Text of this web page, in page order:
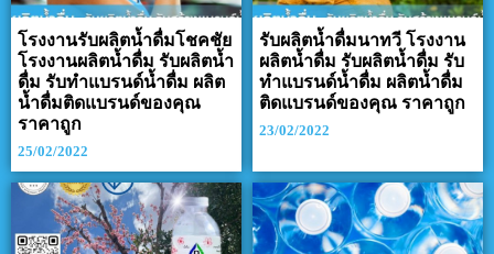
โรงงานรับผลิตน้ำดื่มโชคชัย
โรงงานผลิตน้ำดื่ม รับผลิตน้ำ
ดื่ม รับทำแบรนด์น้ำดื่ม ผลิต
น้ำดื่มติดแบรนด์ของคุณ
ราคาถูก
25/02/2022
รับผลิตน้ำดื่มนาทวี โรงงาน
ผลิตน้ำดื่ม รับผลิตน้ำดื่ม รับ
ทำแบรนด์น้ำดื่ม ผลิตน้ำดื่ม
ติดแบรนด์ของคุณ ราคาถูก
23/02/2022